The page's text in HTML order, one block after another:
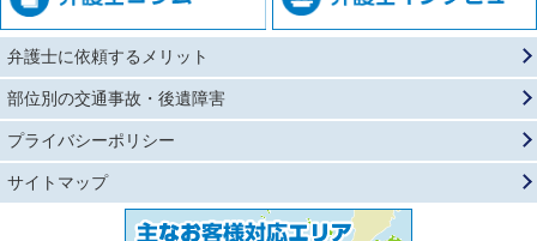
弁護士に依頼するメリット
部位別の交通事故・後遺障害
プライバシーポリシー
サイトマップ